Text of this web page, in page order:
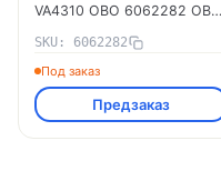
VA4310 OBO 6062282 OBO
SKU: 6062282
Под заказ
Предзаказ